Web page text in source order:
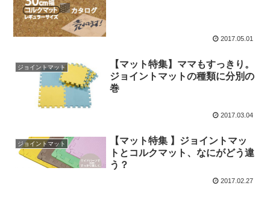
2017.05.01
ジョイントマット
【マット特集】ママもすっきり。
ジョイントマットの種類に分別の
巻
2017.03.04
ジョイントマット
【マット特集 】ジョイントマッ
トとコルクマット、なにがどう違
う？
2017.02.27